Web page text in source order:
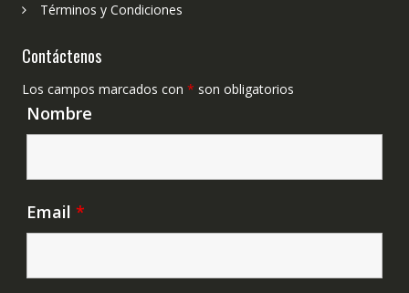
Términos y Condiciones
Contáctenos
Los campos marcados con * son obligatorios
Nombre
Email *